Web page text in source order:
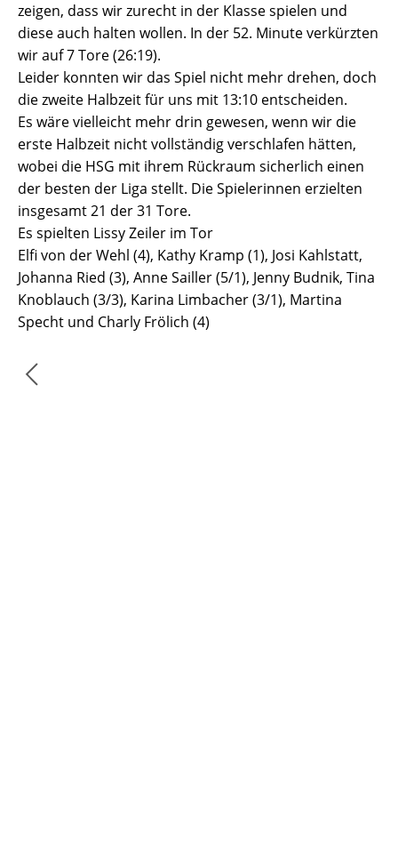
zeigen, dass wir zurecht in der Klasse spielen und
diese auch halten wollen. In der 52. Minute verkürzten
wir auf 7 Tore (26:19).
Leider konnten wir das Spiel nicht mehr drehen, doch
die zweite Halbzeit für uns mit 13:10 entscheiden.
Es wäre vielleicht mehr drin gewesen, wenn wir die
erste Halbzeit nicht vollständig verschlafen hätten,
wobei die HSG mit ihrem Rückraum sicherlich einen
der besten der Liga stellt. Die Spielerinnen erzielten
insgesamt 21 der 31 Tore.
Es spielten Lissy Zeiler im Tor
Elfi von der Wehl (4), Kathy Kramp (1), Josi Kahlstatt,
Johanna Ried (3), Anne Sailler (5/1), Jenny Budnik, Tina
Knoblauch (3/3), Karina Limbacher (3/1), Martina
Specht und Charly Frölich (4)